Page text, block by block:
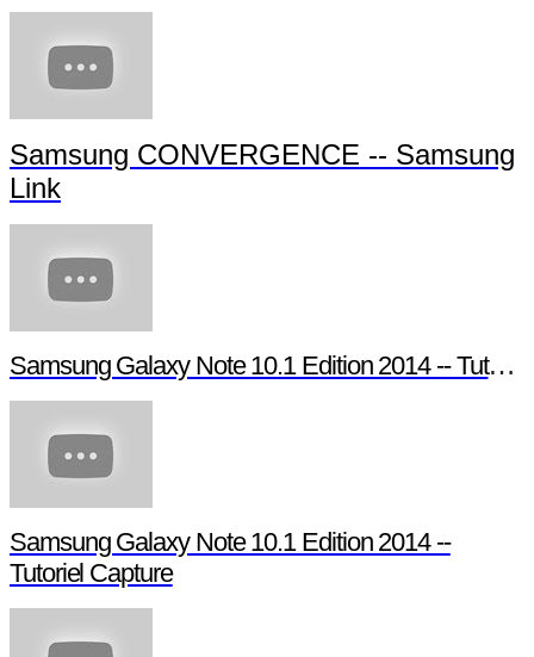
Samsung CONVERGENCE -- Samsung
Link
Samsung Galaxy Note 10.1 Edition 2014 --
Samsung Galaxy Note 10.1 Edition 2014 --
Tutoriel Capture